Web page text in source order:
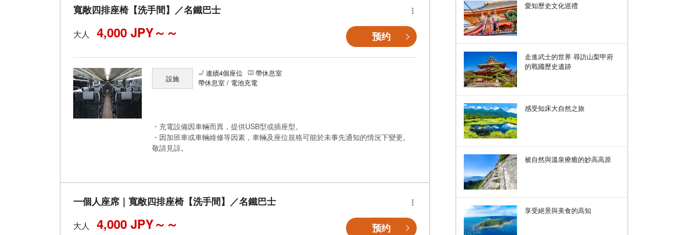
寬敞四排座椅【洗手間】／名鐵巴士
大人 4,000 JPY～ 预约
設施
連續4個座位
帶休息室
帶休息室 / 電池充電
・充電設備因車輛而異，提供USB型或插座型。
・因加班車或車輛維修等因素，車輛及座位規格可能於未事先通知的情況下變更。
敬請見諒。
一個人座席｜寬敞四排座椅【洗手間】／名鐵巴士
大人 4,000 JPY～ 预约
愛知歷史文化巡禮
走進武士的世界 尋訪山梨甲府
的戰國歷史遺跡
感受知床大自然之旅
被自然與溫泉療癒的妙高高原
享受絕景與美食的高知